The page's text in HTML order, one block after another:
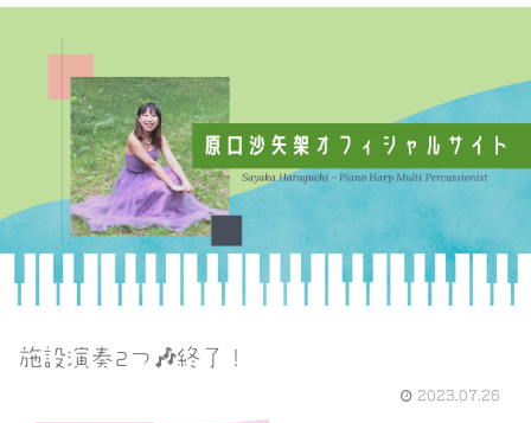
施設演奏2つ🎶終了！
2023.07.26